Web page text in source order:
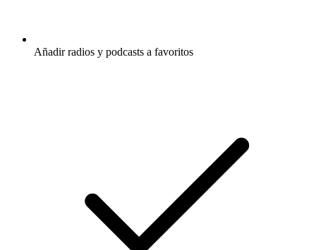
Añadir radios y podcasts a favoritos